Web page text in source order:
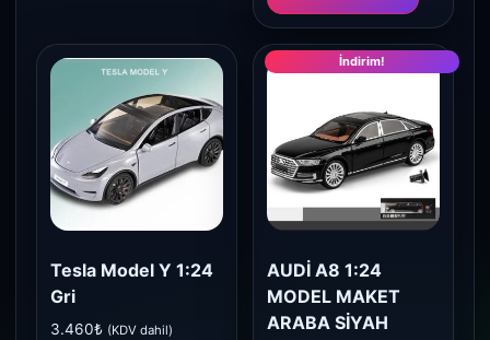
Tesla Model Y 1:24
Gri
3.460₺ (KDV dahil)
İndirim!
AUDİ A8 1:24
MODEL MAKET
ARABA SİYAH